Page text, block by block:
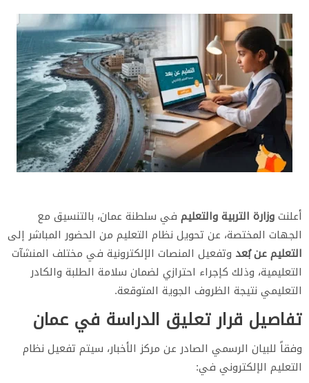
أعلنتوزارة التربية والتعليم في سلطنة عمان، بالتنسيق مع
الجهات المختصة، عن تحويل نظام التعليم من الحضور المباشر إلى
التعليم عن بُعد وتفعيل المنصات الإلكترونية في مختلف المنشآت
التعليمية، وذلك كإجراء احترازي لضمان سلامة الطلبة والكادر
التعليمي نتيجة الظروف الجوية المتوقعة.
​تفاصيل قرار تعليق الدراسة في عمان
​وفقاً للبيان الرسمي الصادر عن مركز الأخبار، سيتم تفعيل نظام
التعليم الإلكتروني في: